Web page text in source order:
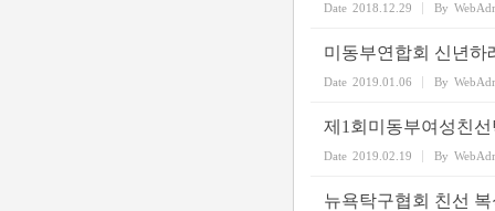
Date 2018.12.29 By
미동부연합회 신년하
Date 2019.01.06 By
제1회미동부여성친
Date 2019.02.19 By
뉴욕탁구협회 친선